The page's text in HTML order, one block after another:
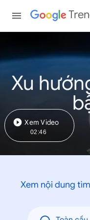
Xu
Xem Video
02:46
Xem nội dung